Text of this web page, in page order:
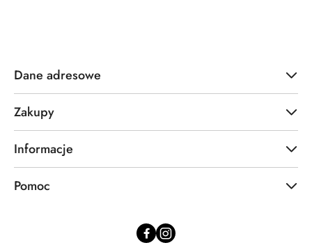
Dane adresowe
Zakupy
Informacje
Pomoc